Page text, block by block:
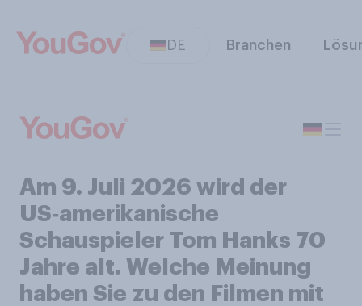
DE Branchen
Am 9. Juli 2026 wird der
US‑amerikanische
Schauspieler Tom Hanks 70
Jahre alt. Welche Meinung
haben Sie zu den Filmen mit